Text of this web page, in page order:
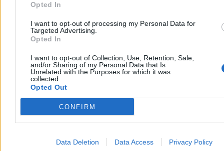
Opted In
I want to opt-out of processing my Personal Data for
Targeted Advertising.
Opted In
I want to opt-out of Collection, Use, Retention, Sale,
and/or Sharing of my Personal Data that Is
Unrelated with the Purposes for which it was
collected.
Opted Out
CONFIRM
Data Deletion Data Access Privacy Policy
Reklama